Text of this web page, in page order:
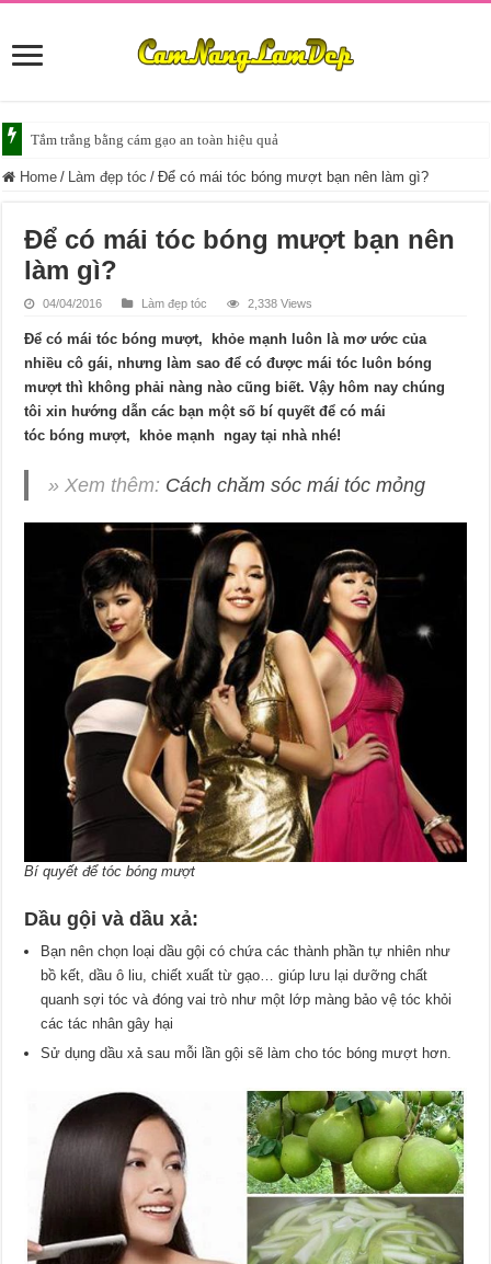
Tắm trắng da với bia giúp da sáng mịn
Home / Làm đẹp tóc / Để có mái tóc bóng mượt bạn nên làm gì?
Để có mái tóc bóng mượt bạn nên
làm gì?
04/04/2016 Làm đẹp tóc 2,338 Views
Để có mái tóc bóng mượt, khỏe mạnh luôn là mơ ước của
nhiều cô gái, nhưng làm sao để có được mái tóc luôn bóng
mượt thì không phải nàng nào cũng biết. Vậy hôm nay chúng
tôi xin hướng dẫn các bạn một số bí quyết để có mái
tóc bóng mượt, khỏe mạnh ngay tại nhà nhé!
» Xem thêm: Cách chăm sóc mái tóc mỏng
Bí quyết để tóc bóng mượt
Dầu gội và dầu xả:
Bạn nên chọn loại dầu gội có chứa các thành phần tự nhiên như
bồ kết, dầu ô liu, chiết xuất từ gạo… giúp lưu lại dưỡng chất
quanh sợi tóc và đóng vai trò như một lớp màng bảo vệ tóc khỏi
các tác nhân gây hại
Sử dụng dầu xả sau mỗi lần gội sẽ làm cho tóc bóng mượt hơn.